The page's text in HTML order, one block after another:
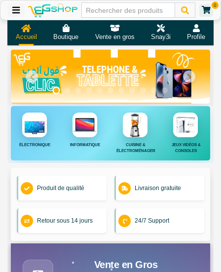
0
Accueil Boutique Vente en gros Snay3i Profile
ÉLECTRONIQUE INFORMATIQUE
CUISINE &
ÉLECTROMÉNAGER
JEUX VIDÉOS &
CONSOLES
Produit de qualité Livraison gratuite
Retour sous 14 jours 24/7 Support
Vente en Gros